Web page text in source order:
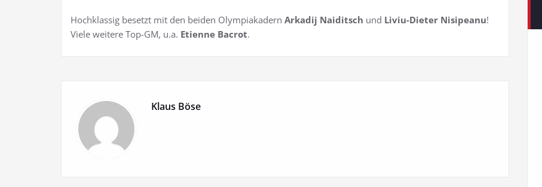
Hochklassig besetzt mit den beiden Olympiakadern Arkadij Naiditsch und Liviu-Dieter Nisipeanu!
Viele weitere Top-GM, u.a. Etienne Bacrot.
Klaus Böse